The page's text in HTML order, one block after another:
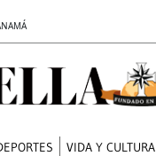
VIDA Y CULTURA